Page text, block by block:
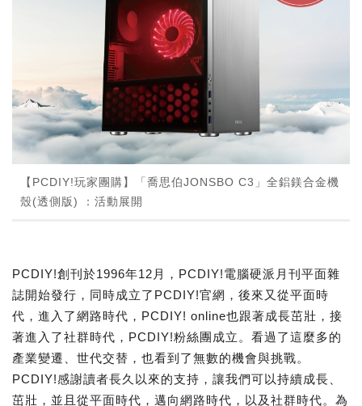
【PCDIY!玩家團購】「喬思伯JONSBO C3」全鋁鎂合金機
殼(透側版) ：活動展開
PCDIY!創刊於1996年12月，PCDIY!電腦硬派月刊平面雜
誌開始發行，同時成立了PCDIY!官網，後來又從平面時
代，進入了網路時代，PCDIY! online也跟著成長茁壯，接
著進入了社群時代，PCDIY!粉絲團成立。看過了這麼多的
產業變遷、世代交替，也看到了無數的機會與挑戰。
PCDIY!感謝讀者長久以來的支持，讓我們可以持續成長、
茁壯，並且從平面時代，邁向網路時代，以及社群時代。為